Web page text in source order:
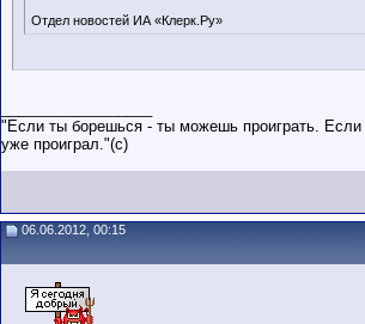
Отдел новостей ИА «Клерк.Ру»
"Если ты борешься - ты можешь проиграть.
уже проиграл."(c)
06.06.2012, 00:15